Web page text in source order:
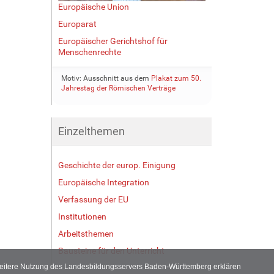
Nutzung des Landesbildungsservers Baden-Württemberg erklären
Europäische Union
Europarat
Europäischer Gerichtshof für
Menschenrechte
Motiv: Ausschnitt aus dem Plakat zum 50.
Jahrestag der Römischen Verträge
Einzelthemen
Geschichte der europ. Einigung
Europäische Integration
Verfassung der EU
Institutionen
Arbeitsthemen
Bausteine für den Unterricht